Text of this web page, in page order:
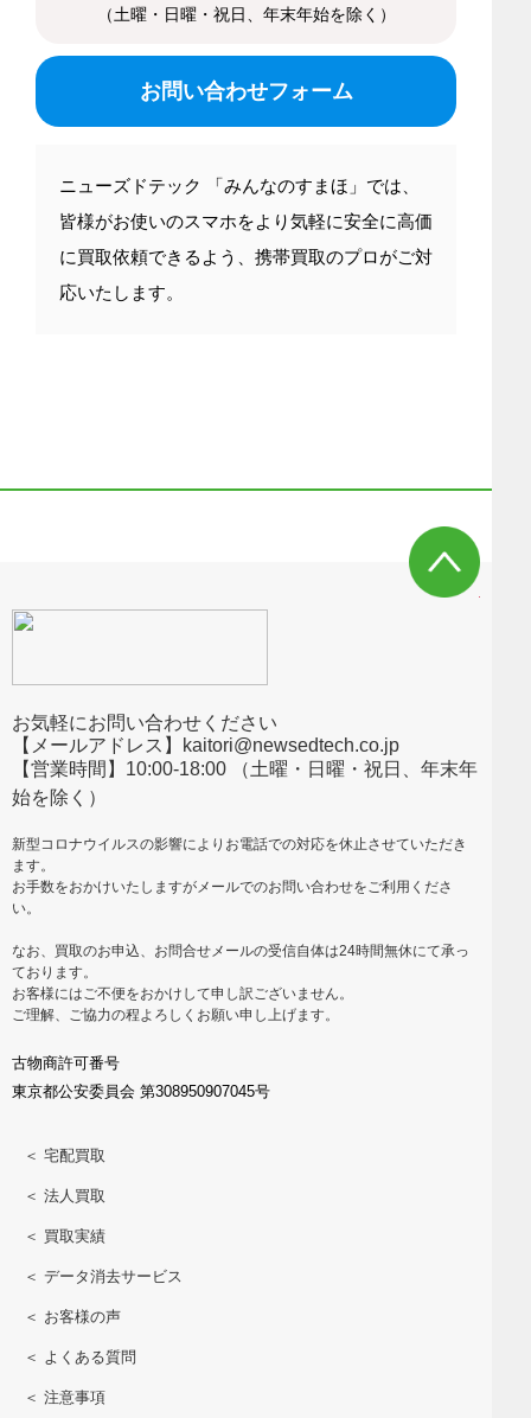
（土曜・日曜・祝日、年末年始を除く）
お問い合わせフォーム
ニューズドテック 「みんなのすまほ」では、
皆様がお使いのスマホをより気軽に安全に高価
に買取依頼できるよう、携帯買取のプロがご対
応いたします。
お気軽にお問い合わせください
【メールアドレス】kaitori@newsedtech.co.jp
【営業時間】10:00-18:00 （土曜・日曜・祝日、年末年
始を除く）
新型コロナウイルスの影響によりお電話での対応を休止させていただき
ます。
お手数をおかけいたしますがメールでのお問い合わせをご利用くださ
い。
なお、買取のお申込、お問合せメールの受信自体は24時間無休にて承っ
ております。
お客様にはご不便をおかけして申し訳ございません。
ご理解、ご協力の程よろしくお願い申し上げます。
古物商許可番号
東京都公安委員会 第308950907045号
＜ 宅配買取
＜ 法人買取
＜ 買取実績
＜ データ消去サービス
＜ お客様の声
＜ よくある質問
＜ 注意事項